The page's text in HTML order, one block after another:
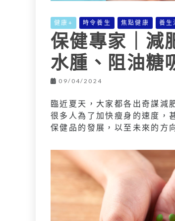
健康+ 時令養生 焦點健康 養生
保健專家｜減
水腫、阻油糖
09/04/2024
臨近夏天，大家都各出奇謀減
很多人為了加快瘦身的速度，
保健品的發展，以至未來的方